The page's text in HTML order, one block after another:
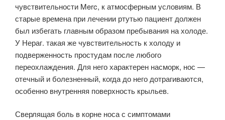
чувствительности Merc, к атмосферным условиям. В
старые времена при лечении ртутью пациент должен
был избегать главным образом пребывания на холоде.
У Нераг. такая же чувствительность к холоду и
подверженность простудам после любого
переохлаждения. Для него характерен насморк, нос —
отечный и болезненный, когда до него дотрагиваются,
особенно внутренняя поверхность крыльев.
Сверлящая боль в корне носа с симптомами